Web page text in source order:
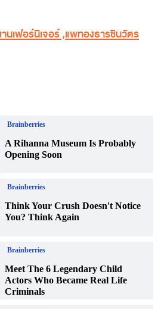
นเฟอร์นิเจอร์,แพทองธารชินวัตร